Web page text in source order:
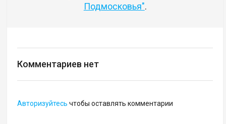
Подмосковья".
Комментариев нет
Авторизуйтесь чтобы оставлять комментарии